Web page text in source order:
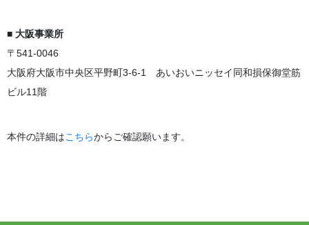
■ 大阪事業所
〒541-0046
大阪府大阪市中央区平野町3-6-1 あいおいニッセイ同和損保御堂筋
ビル11階
本件の詳細はこちらからご確認願います。